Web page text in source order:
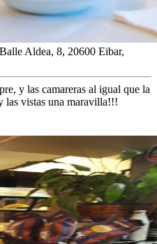
Aldea, 8, 20600 Eibar,
y las camareras al igual que la
las vistas una maravilla!!!